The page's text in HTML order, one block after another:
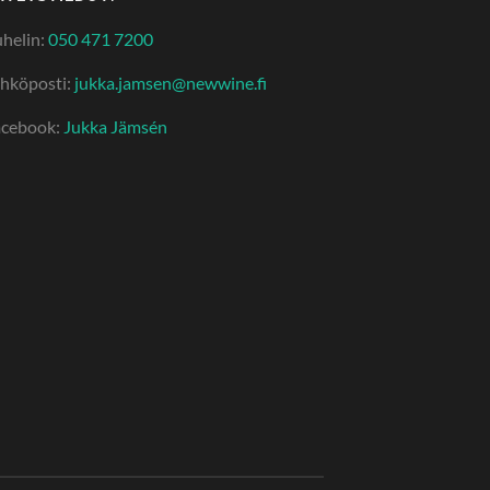
050 471 7200
jukka.jamsen@newwine.fi
Jukka Jämsén